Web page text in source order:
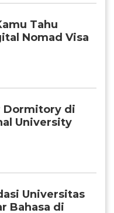
Tahu
Nomad Visa
Dormitory di
University
Universitas
Bahasa di